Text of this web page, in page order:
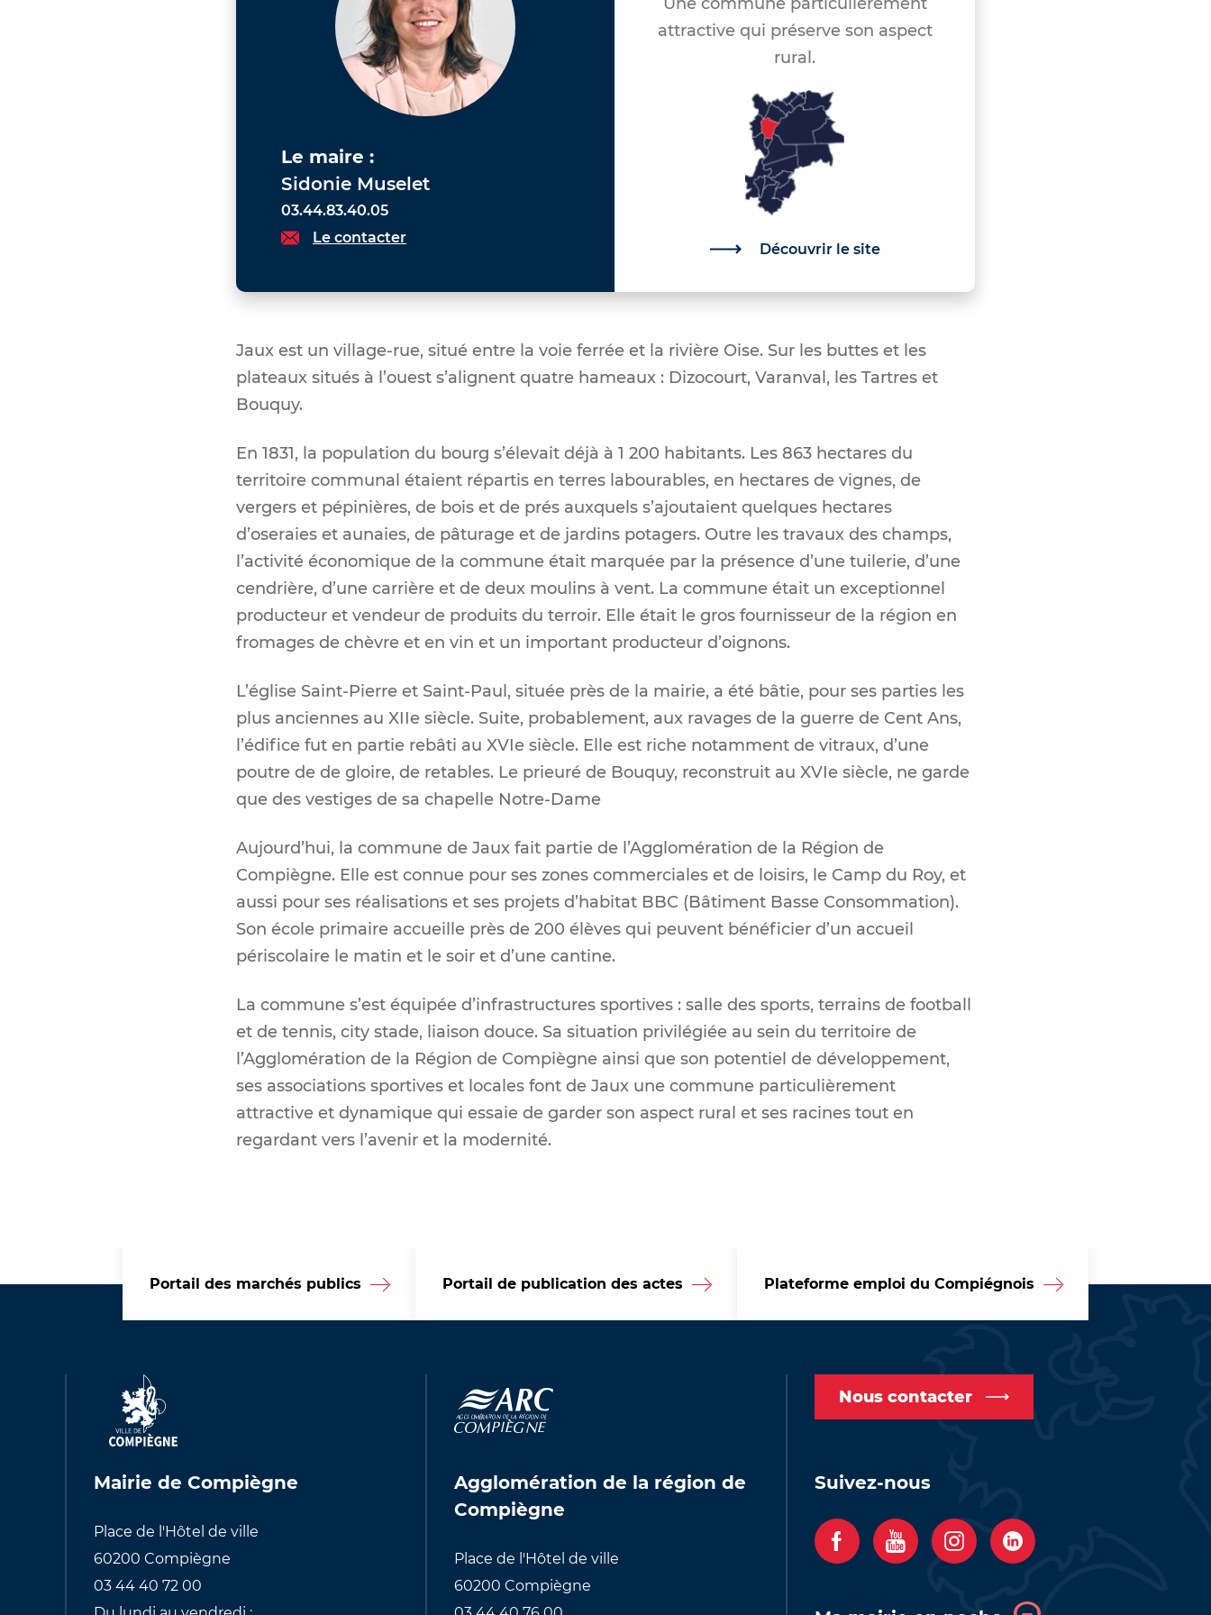
Le maire :
Sidonie Muselet
03.44.83.40.05
Le contacter
attractive qui préserve son aspect
rural.
Découvrir le site
Jaux est un village-rue, situé entre la voie ferrée et la rivière Oise. Sur les buttes et les
plateaux situés à l’ouest s’alignent quatre hameaux : Dizocourt, Varanval, les Tartres et
Bouquy.
En 1831, la population du bourg s’élevait déjà à 1 200 habitants. Les 863 hectares du
territoire communal étaient répartis en terres labourables, en hectares de vignes, de
vergers et pépinières, de bois et de prés auxquels s’ajoutaient quelques hectares
d’oseraies et aunaies, de pâturage et de jardins potagers. Outre les travaux des champs,
l’activité économique de la commune était marquée par la présence d’une tuilerie, d’une
cendrière, d’une carrière et de deux moulins à vent. La commune était un exceptionnel
producteur et vendeur de produits du terroir. Elle était le gros fournisseur de la région en
fromages de chèvre et en vin et un important producteur d’oignons.
L’église Saint-Pierre et Saint-Paul, située près de la mairie, a été bâtie, pour ses parties les
plus anciennes au XIIe siècle. Suite, probablement, aux ravages de la guerre de Cent Ans,
l’édifice fut en partie rebâti au XVIe siècle. Elle est riche notamment de vitraux, d’une
poutre de de gloire, de retables. Le prieuré de Bouquy, reconstruit au XVIe siècle, ne garde
que des vestiges de sa chapelle Notre-Dame
Aujourd’hui, la commune de Jaux fait partie de l’Agglomération de la Région de
Compiègne. Elle est connue pour ses zones commerciales et de loisirs, le Camp du Roy, et
aussi pour ses réalisations et ses projets d’habitat BBC (Bâtiment Basse Consommation).
Son école primaire accueille près de 200 élèves qui peuvent bénéficier d’un accueil
périscolaire le matin et le soir et d’une cantine.
La commune s’est équipée d’infrastructures sportives : salle des sports, terrains de football
et de tennis, city stade, liaison douce. Sa situation privilégiée au sein du territoire de
l’Agglomération de la Région de Compiègne ainsi que son potentiel de développement,
ses associations sportives et locales font de Jaux une commune particulièrement
attractive et dynamique qui essaie de garder son aspect rural et ses racines tout en
regardant vers l’avenir et la modernité.
Portail des marchés publics Portail de publication des actes Plateforme emploi du Compiégnois
Mairie de Compiègne
Place de l'Hôtel de ville
60200 Compiègne
03 44 40 72 00
Agglomération de la région de
Compiègne
Place de l'Hôtel de ville
60200 Compiègne
Nous contacter
Suivez-nous
F
Y
u
I
C
m